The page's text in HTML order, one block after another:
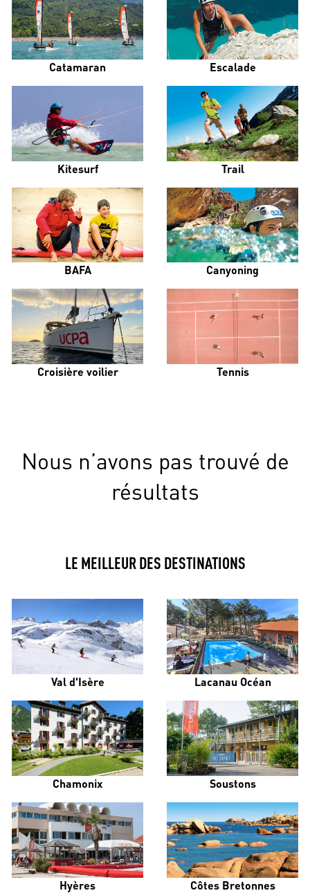
Catamaran Escalade
Kitesurf Trail
BAFA Canyoning
Croisière voilier Tennis
Nous n’avons pas trouvé de
résultats
LE MEILLEUR DES DESTINATIONS
Val d'Isère Lacanau Océan
Chamonix Soustons
Hyères Côtes Bretonnes